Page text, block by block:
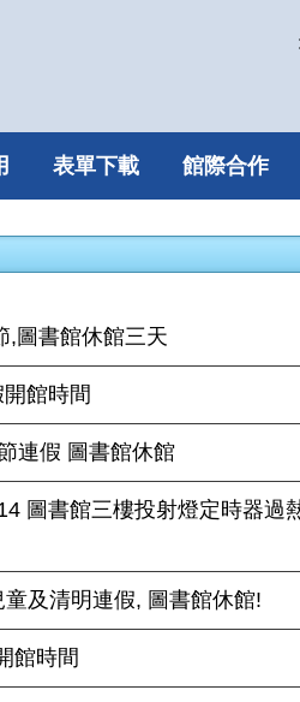
表單下載 館際合作
,圖書館休館三天
館時間
連假 圖書館休館
圖書館三樓投射燈定時器過
及清明連假, 圖書館休館!
館時間